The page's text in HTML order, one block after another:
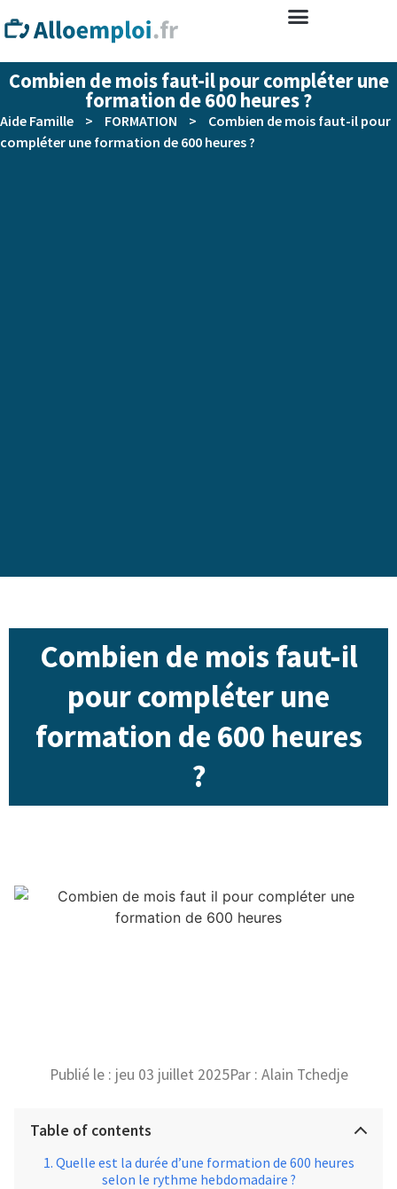
Combien de mois faut-il pour compléter une
formation de 600 heures ?
Aide Famille > FORMATION >
Combien de mois faut-il pour
compléter une formation de 600 heures ?
Combien de mois faut-il
pour compléter une
formation de 600 heures
?
Publié le : jeu 03 juillet 2025Par : Alain Tchedje
Table of contents
Quelle est la durée d’une formation de 600 heures
selon le rythme hebdomadaire ?